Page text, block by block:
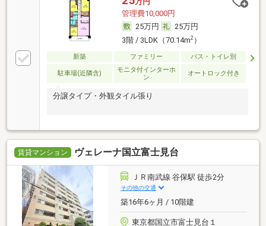
管理費10,000円
25万円
25万円
3階 / 3LDK（70.14m2）
新築 ファミリー バス・トイレ別
駐車場(近隣含)
モニタ付インターホ
ン
オートロック付き
分譲タイプ・外観タイル張り
賃貸マンション ヴェレーナ国立富士見台
ＪＲ南武線 谷保駅 徒歩2分
その他の交通
築16年6ヶ月 / 10階建
東京都国立市富士見台１